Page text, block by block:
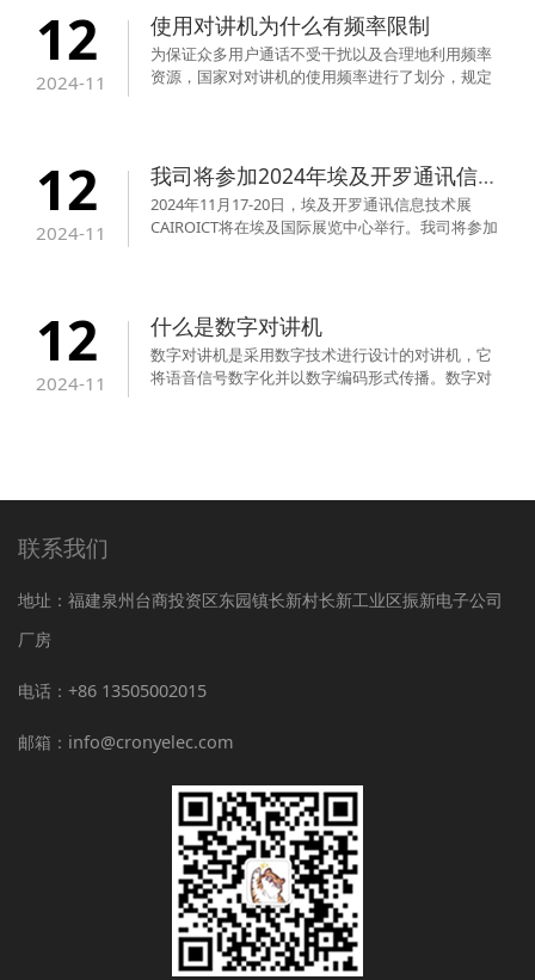
大的差距，但对讲机的确也存在手机无法取代的优
势！
12
2024-11
使用对讲机为什么有频率限制
为保证众多用户通话不受干扰以及合理地利用频率
资源，国家对对讲机的使用频率进行了划分，规定
12
2024-11
我司将参加2024年埃及开罗通讯信息技术展
2024年11月17-20日，埃及开罗通讯信息技术展
CAIROICT将在埃及国际展览中心举行。我司将参加
12
2024-11
什么是数字对讲机
‌数字对讲机是采用数字技术进行设计的对讲机，它
将语音信号数字化并以数字编码形式传播‌。数字对
联系我们
地址：福建泉州台商投资区东园镇长新村长新工业区振新电子公司
厂房
电话：+86 13505002015
邮箱：info@cronyelec.com